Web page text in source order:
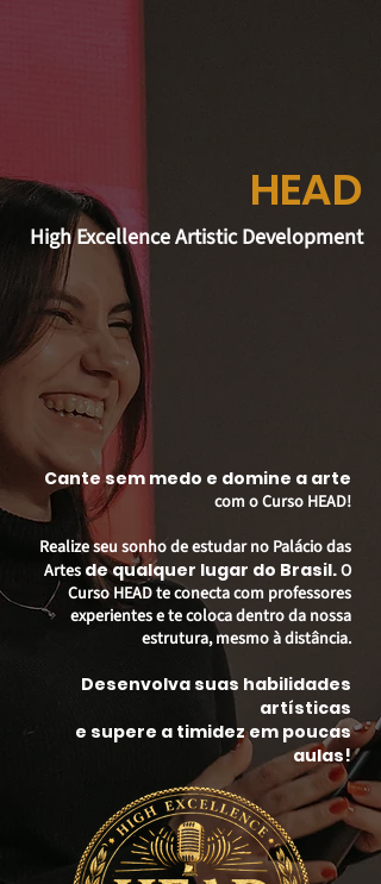
HEAD
High Excellence Artistic Development
Cante sem medo e domine a arte
com o Curso HEAD!
Realize seu sonho de estudar no Palácio das
Artes de qualquer lugar do Brasil.O
Curso HEAD te conecta com professores
experientes e te coloca dentro da nossa
estrutura, mesmo à distância.
Desenvolva suas habilidades
artísticas
e supere a timidez em poucas
aulas!